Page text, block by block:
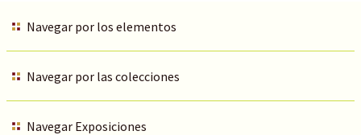
Navegar por los elementos
Navegar por las colecciones
Navegar Exposiciones